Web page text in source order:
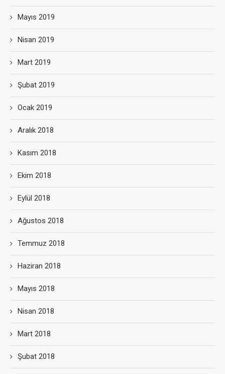
Mayıs 2019
Nisan 2019
Mart 2019
Şubat 2019
Ocak 2019
Aralık 2018
Kasım 2018
Ekim 2018
Eylül 2018
Ağustos 2018
Temmuz 2018
Haziran 2018
Mayıs 2018
Nisan 2018
Mart 2018
Şubat 2018